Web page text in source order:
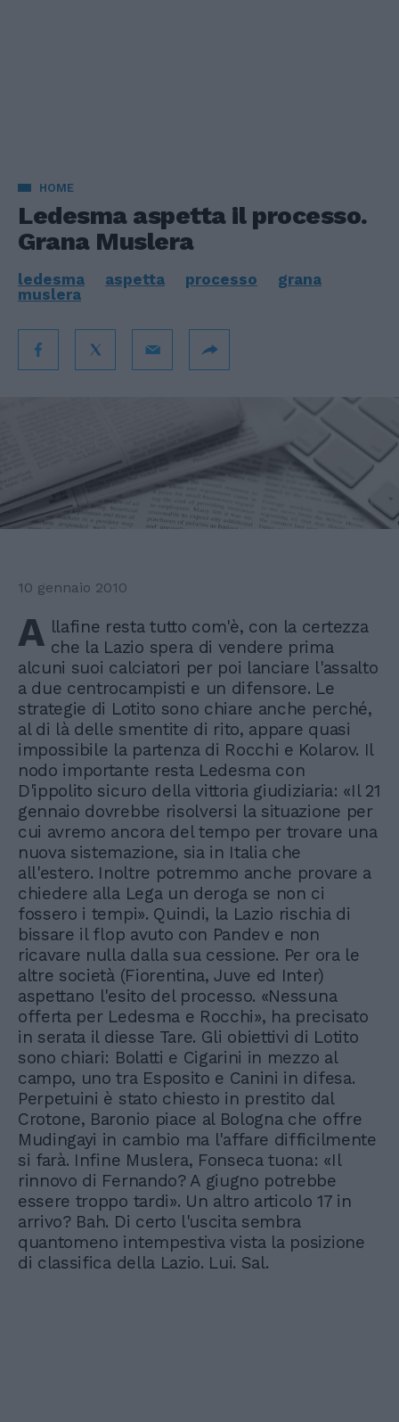
HOME
Ledesma aspetta il processo.
Grana Muslera
ledesma aspetta processo
grana
muslera
10 gennaio 2010
A llafine resta tutto com'è, con la certezza
che la Lazio spera di vendere prima
alcuni suoi calciatori per poi lanciare l'assalto
a due centrocampisti e un difensore. Le
strategie di Lotito sono chiare anche perché,
al di là delle smentite di rito, appare quasi
impossibile la partenza di Rocchi e Kolarov. Il
nodo importante resta Ledesma con
D'ippolito sicuro della vittoria giudiziaria: «Il 21
gennaio dovrebbe risolversi la situazione per
cui avremo ancora del tempo per trovare una
nuova sistemazione, sia in Italia che
all'estero. Inoltre potremmo anche provare a
chiedere alla Lega un deroga se non ci
fossero i tempi». Quindi, la Lazio rischia di
bissare il flop avuto con Pandev e non
ricavare nulla dalla sua cessione. Per ora le
altre società (Fiorentina, Juve ed Inter)
aspettano l'esito del processo. «Nessuna
offerta per Ledesma e Rocchi», ha precisato
in serata il diesse Tare. Gli obiettivi di Lotito
sono chiari: Bolatti e Cigarini in mezzo al
campo, uno tra Esposito e Canini in difesa.
Perpetuini è stato chiesto in prestito dal
Crotone, Baronio piace al Bologna che offre
Mudingayi in cambio ma l'affare difficilmente
si farà. Infine Muslera, Fonseca tuona: «Il
rinnovo di Fernando? A giugno potrebbe
essere troppo tardi». Un altro articolo 17 in
arrivo? Bah. Di certo l'uscita sembra
quantomeno intempestiva vista la posizione
di classifica della Lazio. Lui. Sal.